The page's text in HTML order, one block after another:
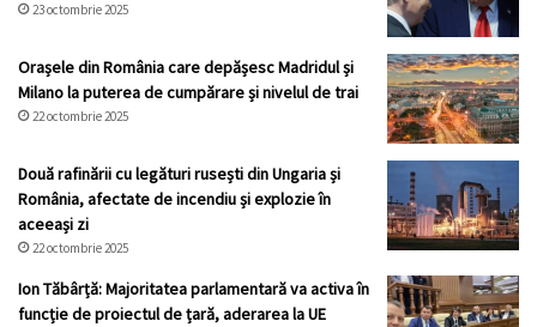
23 octombrie 2025
Orașele din România care depășesc Madridul și
Milano la puterea de cumpărare și nivelul de trai
22 octombrie 2025
Două rafinării cu legături rusești din Ungaria și
România, afectate de incendiu și explozie în
aceeași zi
22 octombrie 2025
Ion Tăbârță: Majoritatea parlamentară va activa în
funcție de proiectul de țară, aderarea la UE